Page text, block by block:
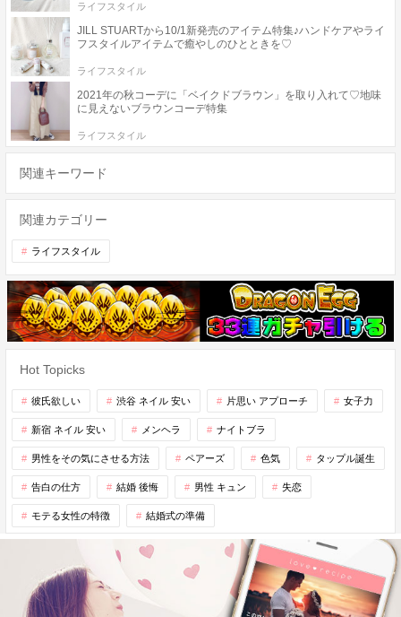
ライフスタイル
JILL STUARTから10/1新発売のアイテム特集♪ハンドケアやライ
フスタイルアイテムで癒やしのひとときを♡
ライフスタイル
2021年の秋コーデに「ベイクドブラウン」を取り入れて♡地味
に見えないブラウンコーデ特集
ライフスタイル
関連キーワード
関連カテゴリー
ライフスタイル
Hot Topicks
彼氏欲しい 渋谷 ネイル 安い 片思い アプローチ 女子力
新宿 ネイル 安い メンヘラ ナイトブラ
男性をその気にさせる方法 ペアーズ 色気 タップル誕生
告白の仕方 結婚 後悔 男性 キュン 失恋
モテる女性の特徴 結婚式の準備